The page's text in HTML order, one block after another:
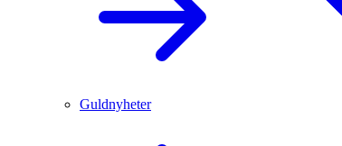
Guldnyheter